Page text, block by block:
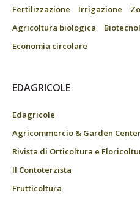
Fertilizzazione
Irrigazione
Agricoltura biologica
Economia circolare
EDAGRICOLE
Edagricole
Agricommercio & Garden
Rivista di Orticoltura e
Il Contoterzista
Frutticoltura